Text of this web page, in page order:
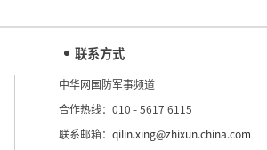
联系方式
中华网国防军事频道
合作热线：010 - 5617 6115
联系邮箱：qilin.xing@zhixun.china.com